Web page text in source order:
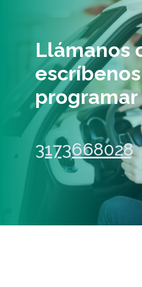
Llámanos
3173668028